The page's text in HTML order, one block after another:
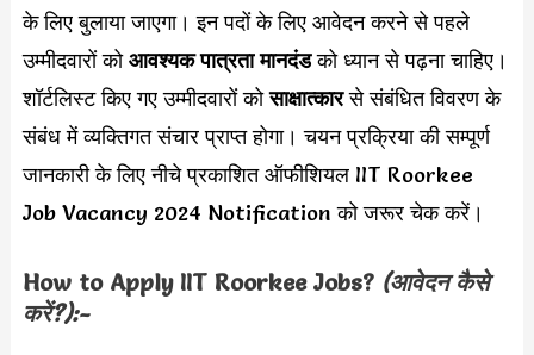
के लिए बुलाया जाएगा। इन पदों के लिए आवेदन करने से पहले
उम्मीदवारों कोआवश्यक पात्रता मानदंडको ध्यान से पढ़ना चाहिए।
शॉर्टलिस्ट किए गए उम्मीदवारों कोसाक्षात्कारसे संबंधित विवरण के
संबंध में व्यक्तिगत संचार प्राप्त होगा। चयन प्रक्रिया की सम्पूर्ण
जानकारी के लिए नीचे प्रकाशित ऑफीशियल IIT Roorkee
Job Vacancy 2024 Notification को जरूर चेक करें।
How to Apply IIT Roorkee Jobs?(आवेदन कैसे
करें?):-